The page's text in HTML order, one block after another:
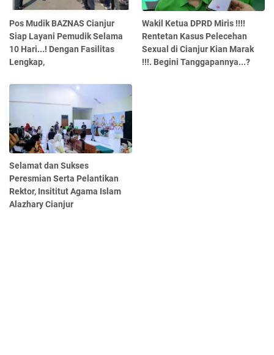
Pos Mudik BAZNAS Cianjur
Siap Layani Pemudik Selama
10 Hari...! Dengan Fasilitas
Lengkap,
Wakil Ketua DPRD Miris !!!!
Rentetan Kasus Pelecehan
Sexual di Cianjur Kian Marak
!!!. Begini Tanggapannya...?
Selamat dan Sukses
Peresmian Serta Pelantikan
Rektor, Insititut Agama Islam
Alazhary Cianjur